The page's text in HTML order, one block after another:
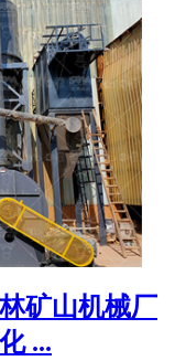
矿山机械厂
...